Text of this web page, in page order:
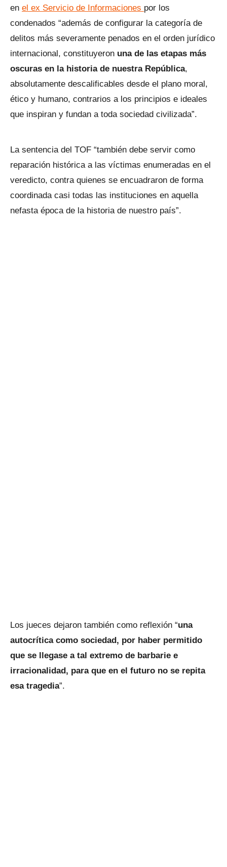
en el ex Servicio de Informaciones por los
condenados “además de configurar la categoría de
delitos más severamente penados en el orden jurídico
internacional, constituyeron una de las etapas más
oscuras en la historia de nuestra República,
absolutamente descalificables desde el plano moral,
ético y humano, contrarios a los principios e ideales
que inspiran y fundan a toda sociedad civilizada”.
La sentencia del TOF “también debe servir como
reparación histórica a las víctimas enumeradas en el
veredicto, contra quienes se encuadraron de forma
coordinada casi todas las instituciones en aquella
nefasta época de la historia de nuestro país”.
Los jueces dejaron también como reflexión “una
autocrítica como sociedad, por haber permitido
que se llegase a tal extremo de barbarie e
irracionalidad, para que en el futuro no se repita
esa tragedia”.